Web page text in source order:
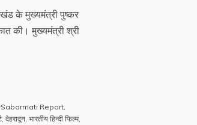
के मुख्यमंत्री पुष्कर
की। मुख्यमंत्री श्री
Report,
, देहरादून, भारतीय हिन्दी फिल्म,